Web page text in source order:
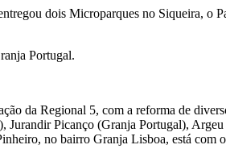
dois Microparques no Siqueira, o
Portugal.
da Regional 5, com a reforma de
Picanço (Granja Portugal),
no bairro Granja Lisboa, está com